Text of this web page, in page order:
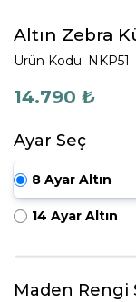
Altın Zebra
Ürün Kodu: NKP51
14.790 ₺
Ayar Seç
8 Ayar Altın
14 Ayar Altın
Maden Rengi